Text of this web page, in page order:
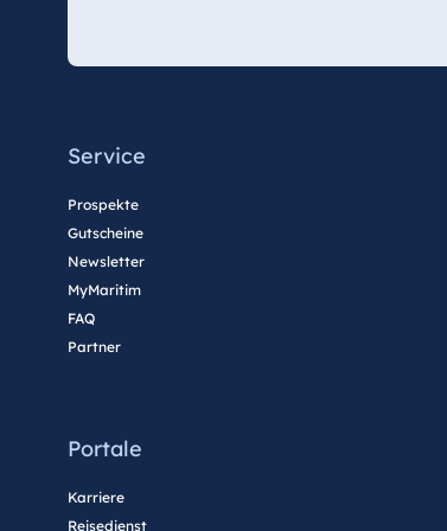
Service
Prospekte
Gutscheine
Newsletter
MyMaritim
FAQ
Partner
Portale
Karriere
Reisedienst